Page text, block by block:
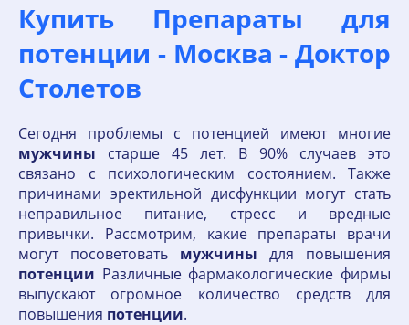
Купить Препараты для
потенции - Москва - Доктор
Столетов
Сегодня проблемы с потенцией имеют многие
мужчины старше 45 лет. В 90% случаев это
связано с психологическим состоянием. Также
причинами эректильной дисфункции могут стать
неправильное питание, стресс и вредные
привычки. Рассмотрим, какие препараты врачи
могут посоветовать мужчины для повышения
потенции Различные фармакологические фирмы
выпускают огромное количество средств для
повышения потенции.